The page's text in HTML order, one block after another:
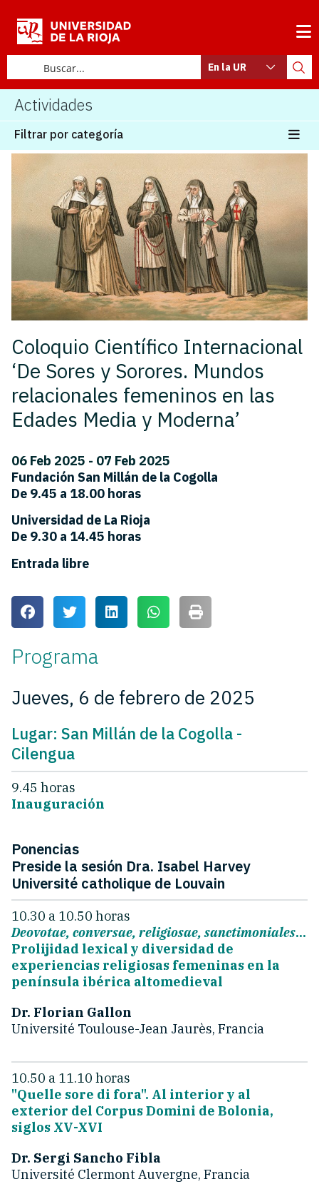
En la UR
Actividades
Filtrar por categoría
Coloquio Científico Internacional
‘De Sores y Sorores. Mundos
relacionales femeninos en las
Edades Media y Moderna’
06 Feb 2025 - 07 Feb 2025
Fundación San Millán de la Cogolla
De 9.45 a 18.00 horas
Universidad de La Rioja
De 9.30 a 14.45 horas
Entrada libre
Programa
Jueves, 6 de febrero de 2025
Lugar: San Millán de la Cogolla -
Cilengua
9.45 horas
Inauguración
Ponencias
Preside la sesión Dra. Isabel Harvey
Université catholique de Louvain
10.30 a 10.50 horas
Deovotae, conversae, religiosae, sanctimoniales...
Prolijidad lexical y diversidad de
experiencias religiosas femeninas en la
península ibérica altomedieval
Dr. Florian Gallon
Université Toulouse-Jean Jaurès, Francia
10.50 a 11.10 horas
"Quelle sore di fora". Al interior y al
exterior del Corpus Domini de Bolonia,
siglos XV-XVI
Dr. Sergi Sancho Fibla
Université Clermont Auvergne, Francia